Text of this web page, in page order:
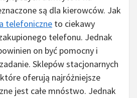
są dla kierowców. Jak
telefoniczne to ciekawy
telefonu. Jednak
on być pomocny i
Sklepów stacjonarnych
oferują najróżniejsze
jest całe mnóstwo. Jednak